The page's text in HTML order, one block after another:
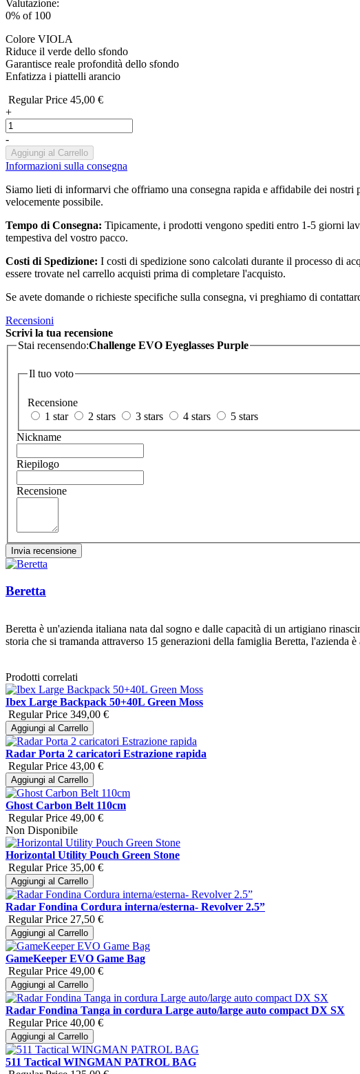
Valutazione:
0% of 100
Colore VIOLA
Riduce il verde dello sfondo
Garantisce reale profondità dello sfondo
Enfatizza i piattelli arancio
Regular Price 45,00 €
+
-
Aggiungi al Carrello
Informazioni sulla consegna
Siamo lieti di informarvi che offriamo una consegna rapida e affidabile dei
velocemente possibile.
Tempo di Consegna: Tipicamente, i prodotti vengono spediti entro 1-5 giorni
tempestiva del vostro pacco.
Costi di Spedizione: I costi di spedizione sono calcolati durante il processo di
essere trovate nel carrello acquisti prima di completare l'acquisto.
Se avete domande o richieste specifiche sulla consegna, vi preghiamo di
Recensioni
Scrivi la tua recensione
Stai recensendo:Challenge EVO Eyeglasses Purple
Il tuo voto
Recensione
1 star
2 stars 3 stars 4 stars
5 stars
Nickname
Riepilogo
Recensione
Invia recensione
Beretta
Beretta è un'azienda italiana nata dal sogno e dalle capacità di un artigiano
storia che si tramanda attraverso 15 generazioni della famiglia Beretta,
Prodotti correlati
Ibex Large Backpack 50+40L Green Moss
Regular Price 349,00 €
Aggiungi al Carrello
Radar Porta 2 caricatori Estrazione rapida
Regular Price 43,00 €
Aggiungi al Carrello
Ghost Carbon Belt 110cm
Regular Price 49,00 €
Non Disponibile
Horizontal Utility Pouch Green Stone
Regular Price 35,00 €
Aggiungi al Carrello
Radar Fondina Cordura interna/esterna- Revolver 2.5”
Regular Price 27,50 €
Aggiungi al Carrello
GameKeeper EVO Game Bag
Regular Price 49,00 €
Aggiungi al Carrello
Radar Fondina Tanga in cordura Large auto/large auto compact DX SX
Regular Price 40,00 €
Aggiungi al Carrello
511 Tactical WINGMAN PATROL BAG